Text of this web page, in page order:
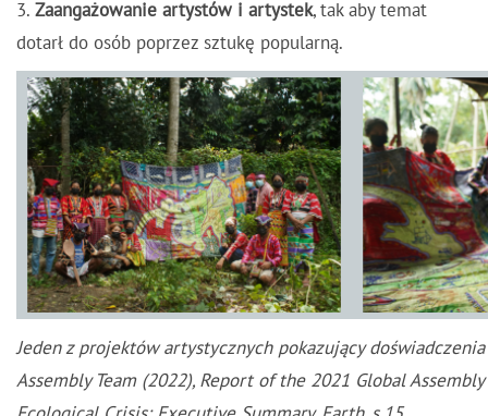
3. Zaangażowanie artystów i artystek, tak aby temat
dotarł do osób poprzez sztukę popularną.
Jeden z projektów artystycznych pokazujący
Assembly Team (2022), Report of the 2021 Global